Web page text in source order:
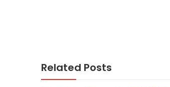
Related Posts